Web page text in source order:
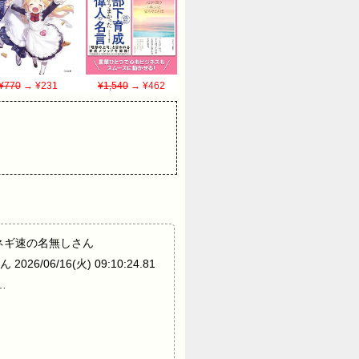
→ ¥231 ¥1,540→ ¥462
速の名無しさん
2026/06/16(火) 09:10:24.81